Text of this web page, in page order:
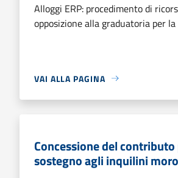
Alloggi ERP: procedimento di
opposizione alla graduatoria per
VAI ALLA PAGINA
Concessione del
sostegno agli inquilini